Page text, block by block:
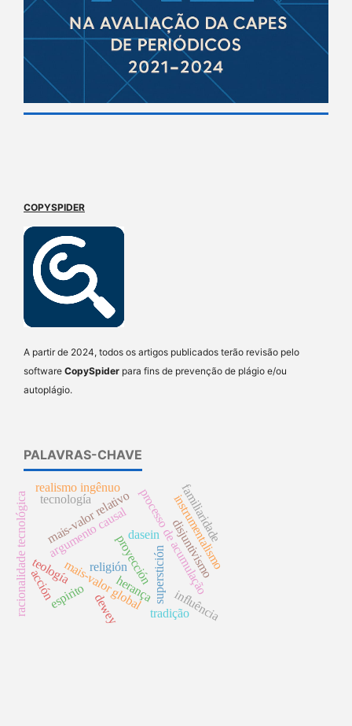
COPYSPIDER
A partir de 2024, todos os artigos publicados terão revisão pelo
software CopySpider para fins de prevenção de plágio e/ou
autoplágio.
PALAVRAS-CHAVE
argumento causal
superstición
proyecciónprocesso de acumulação
mais-valor global
mais-valor relativo disjuntivismo
religión
realismo ingênuo
racionalidade tecnológica tecnología instrumentalismo
dewey
teología
espirito influência
familiaridade
dasein
herança
tradição
acción